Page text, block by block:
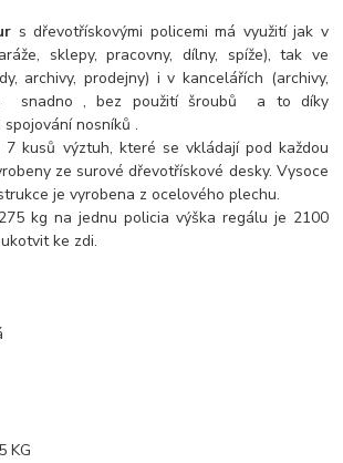
s dřevotřískovými policemi má využití jak v
sklepy, pracovny, dílny, spíže), tak ve
archivy, prodejny) i v kancelářích (archivy,
snadno , bez použití šroubů a to díky
nosníků .
kusů výztuh, které se vkládají pod každou
ze surové dřevotřískové desky. Vysoce
je vyrobena z ocelového plechu.
kg na jednu policia výška regálu je 2100
ke zdi.
KG